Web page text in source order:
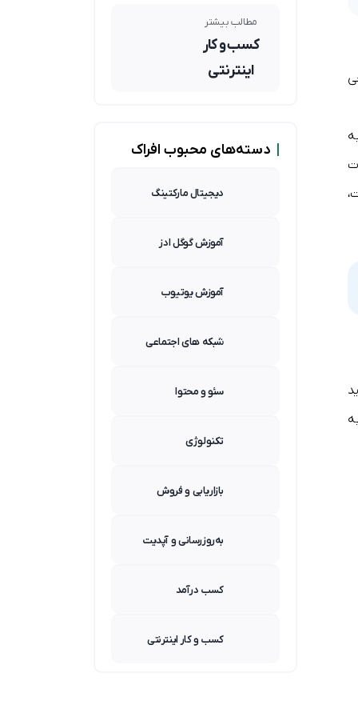
مطالب بیشتر
کسب و کار
اینترنتی
دسته‌های محبوب افراک
دیجیتال مارکتینگ
آموزش گوگل ادز
آموزش یوتیوب
شبکه های اجتماعی
سئو و محتوا
تکنولوژی
بازاریابی و فروش
به‌روزرسانی و آپدیت
کسب درآمد
کسب و کار اینترنتی